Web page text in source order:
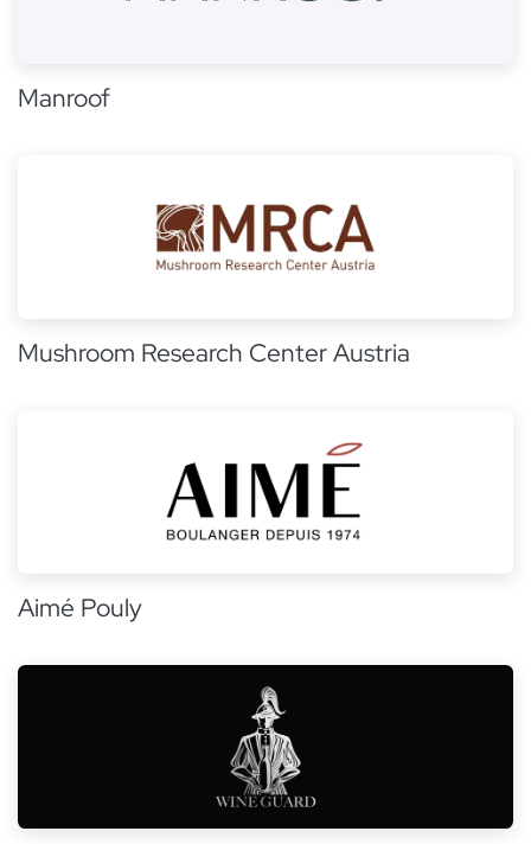
Manroof
Mushroom Research Center Austria
Aimé Pouly